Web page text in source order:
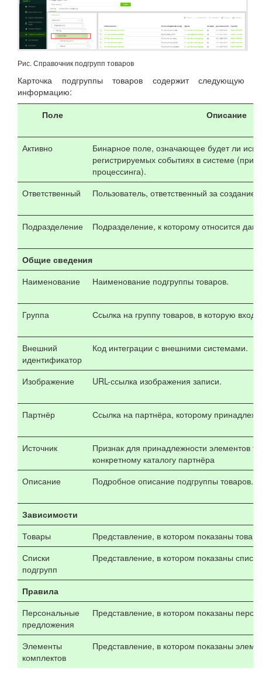
Рис. Справочник подгрупп товаров
Карточка подгруппы товаров содержит следующую
информацию:
Поле
Описание
Активно
Бинарное поле, означающее будет ли
регистрируемых событиях в системе
процессинга).
Ответственный
Пользователь, ответственный за
Подразделение Подразделение, к которому относится
Общие сведения
Наименование
Наименование подгруппы товаров.
Группа Ссылка на группу товаров, в которую
Внешний
идентификатор
Код интеграции с внешними системами.
Изображение URL-ссылка изображения записи.
Партнёр Ссылка на партнёра, которому
Источник
Признак для принадлежности элементов
конкретному каталогу партнёра
Описание
Подробное описание подгруппы товаров.
Зависимости
Товары
Представление, в котором показаны
Списки
подгрупп
Представление, в котором показаны
Правила
Персональные
предложения
Представление, в котором показаны
Элементы
комплектов
Представление, в котором показаны